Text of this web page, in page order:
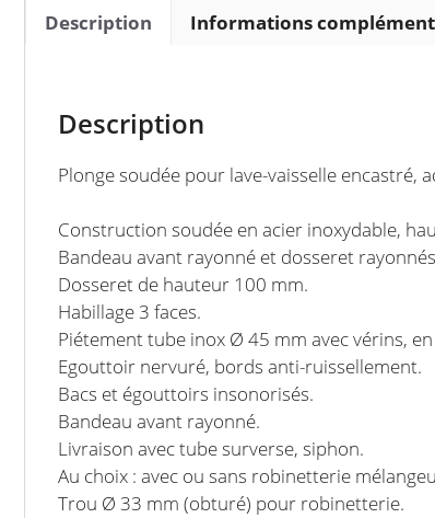
Description Informations
Description
Plonge soudée pour lave-vaisselle encastré,
Construction soudée en acier inoxydable,
Bandeau avant rayonné et dosseret
Dosseret de hauteur 100 mm.
Habillage 3 faces.
Piétement tube inox Ø 45 mm avec vérins,
Egouttoir nervuré, bords anti-ruissellement.
Bacs et égouttoirs insonorisés.
Bandeau avant rayonné.
Livraison avec tube surverse, siphon.
Au choix : avec ou sans robinetterie
Trou Ø 33 mm (obturé) pour robinetterie.